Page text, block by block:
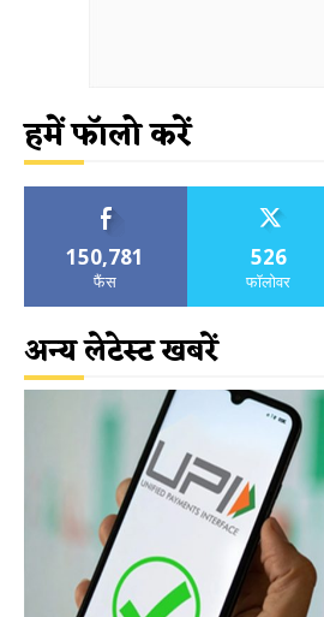
हमें फॉलो करें
150,781
फैंस
526
फॉलोवर
अन्य लेटेस्ट खबरें